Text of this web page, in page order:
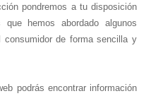
pondremos a tu disposición
hemos abordado algunos
de forma sencilla y
podrás encontrar información